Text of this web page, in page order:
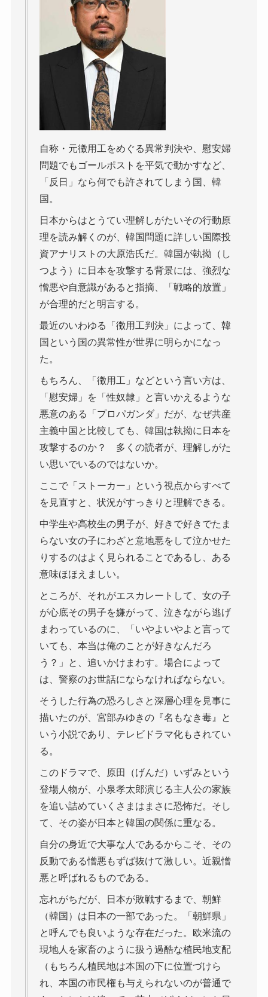
自称・元徴用工をめぐる異常判決や、慰安婦
問題でもゴールポストを平気で動かすなど、
「反日」なら何でも許されてしまう国、韓
国。
日本からはとうてい理解しがたいその行動原
理を読み解くのが、韓国問題に詳しい国際投
資アナリストの大原浩氏だ。韓国が執拗（し
つよう）に日本を攻撃する背景には、強烈な
憎悪や自意識があると指摘、「戦略的放置」
が合理的だと明言する。
最近のいわゆる「徴用工判決」によって、韓
国という国の異常性が世界に明らかになっ
た。
もちろん、「徴用工」などという言い方は、
「慰安婦」を「性奴隷」と言いかえるような
悪意のある「プロパガンダ」だが、なぜ共産
主義中国と比較しても、韓国は執拗に日本を
攻撃するのか？ 多くの読者が、理解しがた
い思いでいるのではないか。
ここで「ストーカー」という視点からすべて
を見直すと、状況がすっきりと理解できる。
中学生や高校生の男子が、好きで好きでたま
らない女の子にわざと意地悪をして泣かせた
りするのはよく見られることであるし、ある
意味ほほえましい。
ところが、それがエスカレートして、女の子
が心底その男子を嫌がって、泣きながら逃げ
まわっているのに、「いやよいやよと言って
いても、本当は俺のことが好きなんだろ
う？」と、追いかけまわす。場合によって
は、警察のお世話にならなければならない。
そうした行為の恐ろしさと深層心理を見事に
描いたのが、宮部みゆきの『名もなき毒』と
いう小説であり、テレビドラマ化もされてい
る。
このドラマで、原田（げんだ）いずみという
登場人物が、小泉孝太郎演じる主人公の家族
を追い詰めていくさまはまさに恐怖だ。そし
て、その姿が日本と韓国の関係に重なる。
自分の身近で大事な人であるからこそ、その
反動である憎悪もずば抜けて激しい。近親憎
悪と呼ばれるものである。
忘れがちだが、日本が敗戦するまで、朝鮮
（韓国）は日本の一部であった。「朝鮮県」
と呼んでも良いような存在だった。欧米流の
現地人を家畜のように扱う過酷な植民地支配
（もちろん植民地は本国の下に位置づけら
れ、本国の市民権も与えられないのが普通で